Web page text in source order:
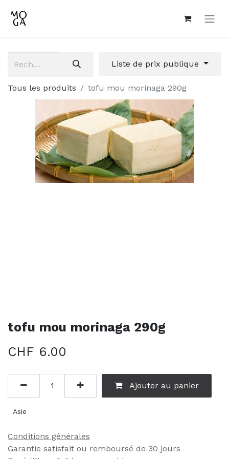
Liste de prix publique
Tous les produits tofu mou morinaga 290g
tofu mou morinaga 290g
CHF 6.00
Ajouter au panier
Asie
Conditions générales
Garantie satisfait ou remboursé de 30 jours